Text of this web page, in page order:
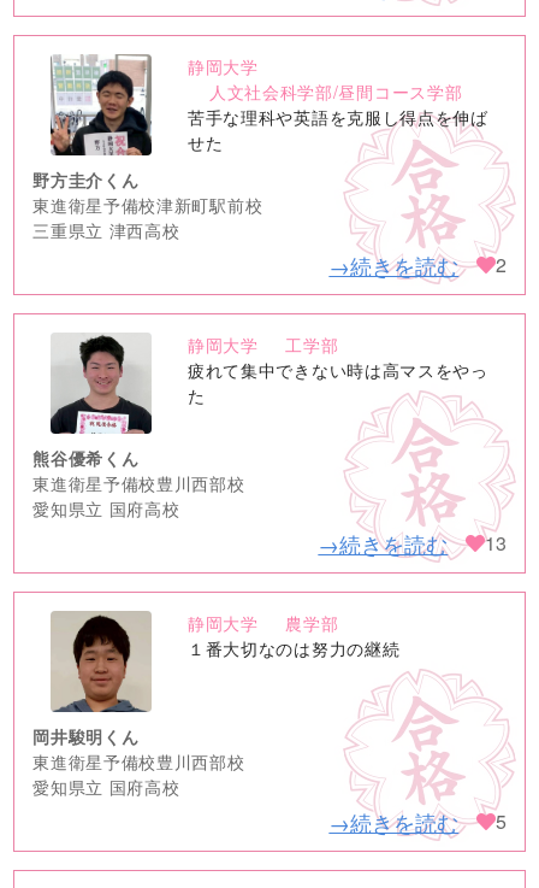
no
image
静岡大学
人文社会科学部/昼間コース学部
苦手な理科や英語を克服し得点を伸ば
せた
野方圭介くん
東進衛星予備校津新町駅前校
三重県立 津西高校
→続きを読む 2
no
image
静岡大学
工学部
疲れて集中できない時は高マスをやっ
た
熊谷優希くん
東進衛星予備校豊川西部校
愛知県立 国府高校
→続きを読む 13
no
image
静岡大学
農学部
１番大切なのは努力の継続
岡井駿明くん
東進衛星予備校豊川西部校
愛知県立 国府高校
→続きを読む 5